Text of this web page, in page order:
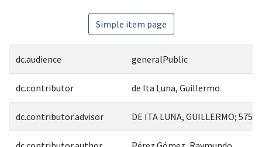
Simple item page
dc.audience generalPublic
dc.contributor de Ita Luna, Guillermo
dc.contributor.advisor DE ITA LUNA, GUILLERMO; 57559